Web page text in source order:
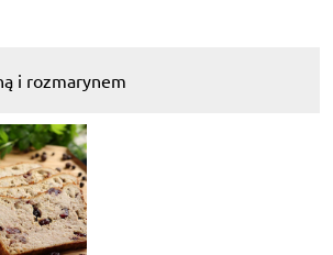
i rozmarynem